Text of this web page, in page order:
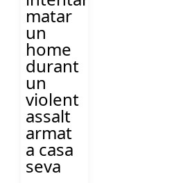
matar
un
home
durant
un
violent
assalt
armat
a casa
seva